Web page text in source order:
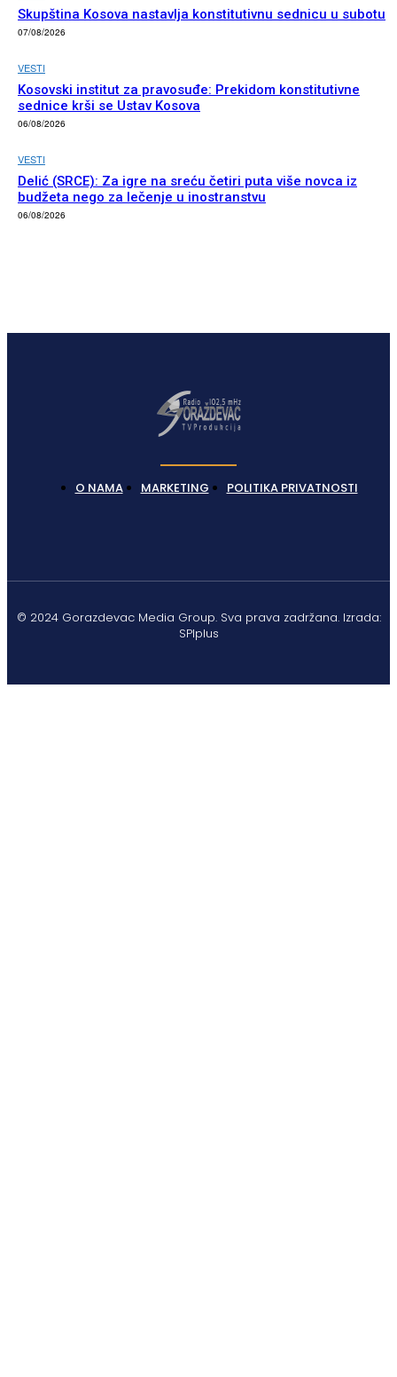
Skupština Kosova nastavlja konstitutivnu sednicu u subotu
07/08/2026
VESTI
Kosovski institut za pravosuđe: Prekidom konstitutivne
sednice krši se Ustav Kosova
06/08/2026
VESTI
Delić (SRCE): Za igre na sreću četiri puta više novca iz
budžeta nego za lečenje u inostranstvu
06/08/2026
O NAMA MARKETING POLITIKA PRIVATNOSTI
© 2024 Gorazdevac Media Group. Sva prava zadržana. Izrada:
SPIplus